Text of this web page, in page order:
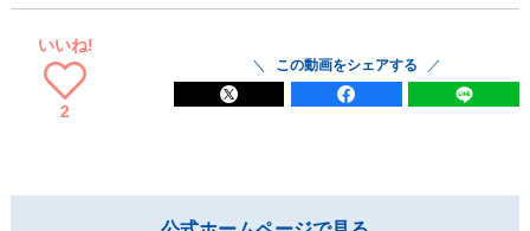
いいね!
2
この動画をシェアする